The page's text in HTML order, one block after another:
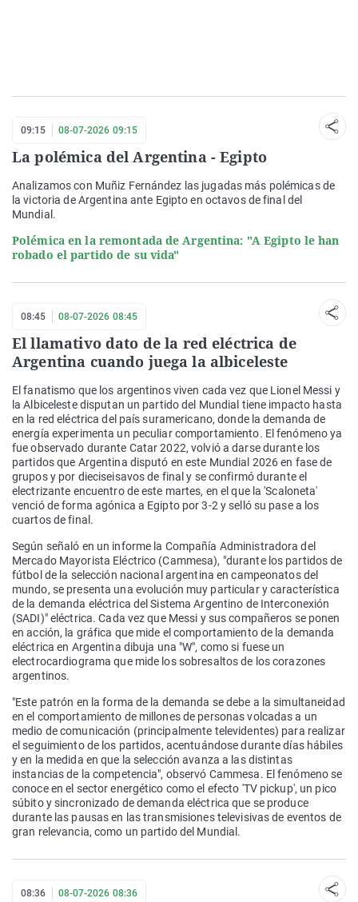
09:15 08-07-2026 09:15
La polémica del Argentina - Egipto
Analizamos con Muñiz Fernández las jugadas más polémicas de
la victoria de Argentina ante Egipto en octavos de final del
Mundial.
Polémica en la remontada de Argentina: "A Egipto le han
robado el partido de su vida"
08:45 08-07-2026 08:45
El llamativo dato de la red eléctrica de
Argentina cuando juega la albiceleste
El fanatismo que los argentinos viven cada vez que Lionel Messi y
la Albiceleste disputan un partido del Mundial tiene impacto hasta
en la red eléctrica del país suramericano, donde la demanda de
energía experimenta un peculiar comportamiento. El fenómeno ya
fue observado durante Catar 2022, volvió a darse durante los
partidos que Argentina disputó en este Mundial 2026 en fase de
grupos y por dieciseisavos de final y se confirmó durante el
electrizante encuentro de este martes, en el que la 'Scaloneta'
venció de forma agónica a Egipto por 3-2 y selló su pase a los
cuartos de final.
Según señaló en un informe la Compañía Administradora del
Mercado Mayorista Eléctrico (Cammesa), "durante los partidos de
fútbol de la selección nacional argentina en campeonatos del
mundo, se presenta una evolución muy particular y característica
de la demanda eléctrica del Sistema Argentino de Interconexión
(SADI)" eléctrica. Cada vez que Messi y sus compañeros se ponen
en acción, la gráfica que mide el comportamiento de la demanda
eléctrica en Argentina dibuja una "W", como si fuese un
electrocardiograma que mide los sobresaltos de los corazones
argentinos.
"Este patrón en la forma de la demanda se debe a la simultaneidad
en el comportamiento de millones de personas volcadas a un
medio de comunicación (principalmente televidentes) para realizar
el seguimiento de los partidos, acentuándose durante días hábiles
y en la medida en que la selección avanza a las distintas
instancias de la competencia", observó Cammesa. El fenómeno se
conoce en el sector energético como el efecto 'TV pickup', un pico
súbito y sincronizado de demanda eléctrica que se produce
durante las pausas en las transmisiones televisivas de eventos de
gran relevancia, como un partido del Mundial.
08:36 08-07-2026 08:36